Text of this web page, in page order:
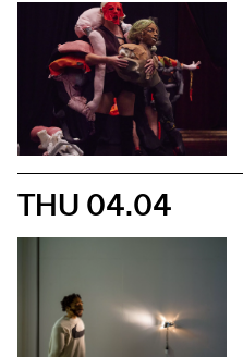
THU 04.04